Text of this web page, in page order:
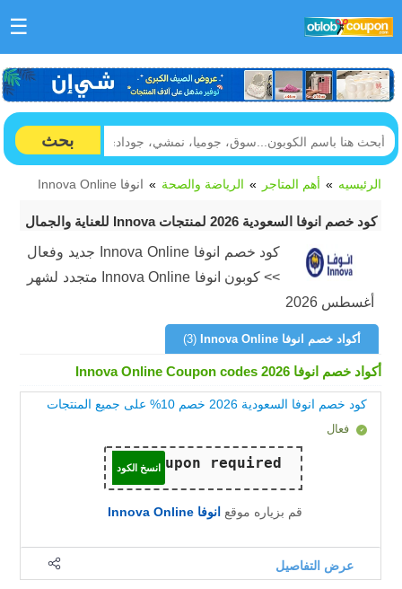
☰
بحث
الرئيسيه أهم المتاجر الرياضة والصحة انوفا Innova Online
كود خصم انوفا السعودية 2026 لمنتجات Innova للعناية والجمال
كود خصم انوفا Innova Online جديد وفعال
>> كوبون انوفا Innova Online متجدد لشهر
أغسطس 2026
أكواد خصم انوفا Innova Online (3)
أكواد خصم انوفا Innova Online Coupon codes 2026
كود خصم انوفا السعودية 2026 خصم 10% على جميع المنتجات
فعال
انسخ الكود
قم بزياره موقع انوفا Innova Online
عرض التفاصيل